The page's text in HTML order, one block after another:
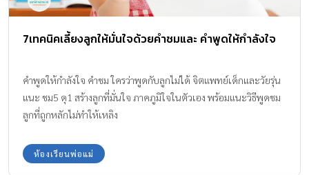
7เทคนิคเลี้ยงลูกให้มั่นใจด้วยคำชมและ คำพูดให้กำลังใจ
คำพูดให้กำลังใจ คำชม ใครว่าพูดกับลูกไม่ได้ จิตแพทย์เด็กและวัยรุ่น
แนะ ชม5 ดุ1 สร้างลูกที่มั่นใจ ภาคภูมิใจในตัวเอง พร้อมแนะวิธีพูดชม
ลูกที่ถูกหลักไม่ทำให้เหลิง
ห้องเรียนพ่อแม่